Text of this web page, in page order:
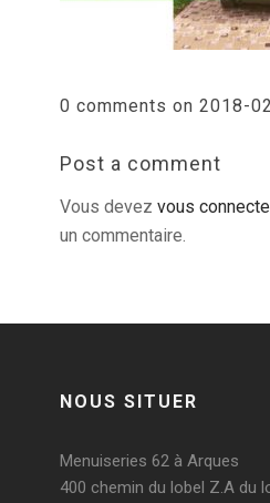
0 comments on 2018-
Post a comment
Vous devez vous
un commentaire.
NOUS SITUER
Menuiseries 62 à Arques
400 chemin du lobel Z.A du